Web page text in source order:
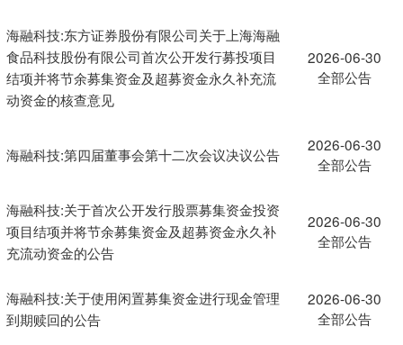
海融科技:东方证券股份有限公司关于上海海融
食品科技股份有限公司首次公开发行募投项目
结项并将节余募集资金及超募资金永久补充流
动资金的核查意见
2026-06-30
全部公告
海融科技:第四届董事会第十二次会议决议公告
2026-06-30
全部公告
海融科技:关于首次公开发行股票募集资金投资
项目结项并将节余募集资金及超募资金永久补
充流动资金的公告
2026-06-30
全部公告
海融科技:关于使用闲置募集资金进行现金管理
到期赎回的公告
2026-06-30
全部公告